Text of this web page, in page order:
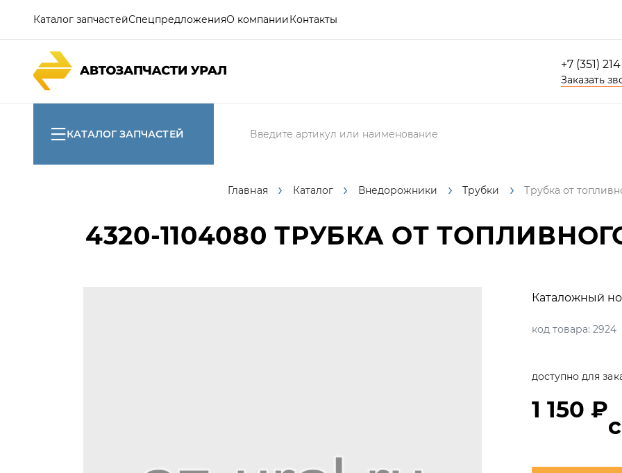
Каталог запчастейСпецпредложенияО компанииКонтакты
+7 (351)
Заказать
КАТАЛОГ ЗАПЧАСТЕЙ
Главная Каталог Внедорожники Трубки Трубка от
4320-1104080 ТРУБКА ОТ
Каталожный
код товара: 2924
доступно для
1 150 ₽